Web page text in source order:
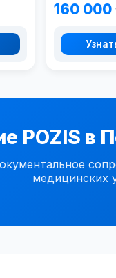
160 000
POZIS в
медицинских